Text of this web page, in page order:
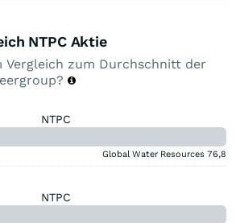
NTPC Aktie
Vergleich zum Durchschnitt der
NTPC
Global Water Resources 76,8
NTPC